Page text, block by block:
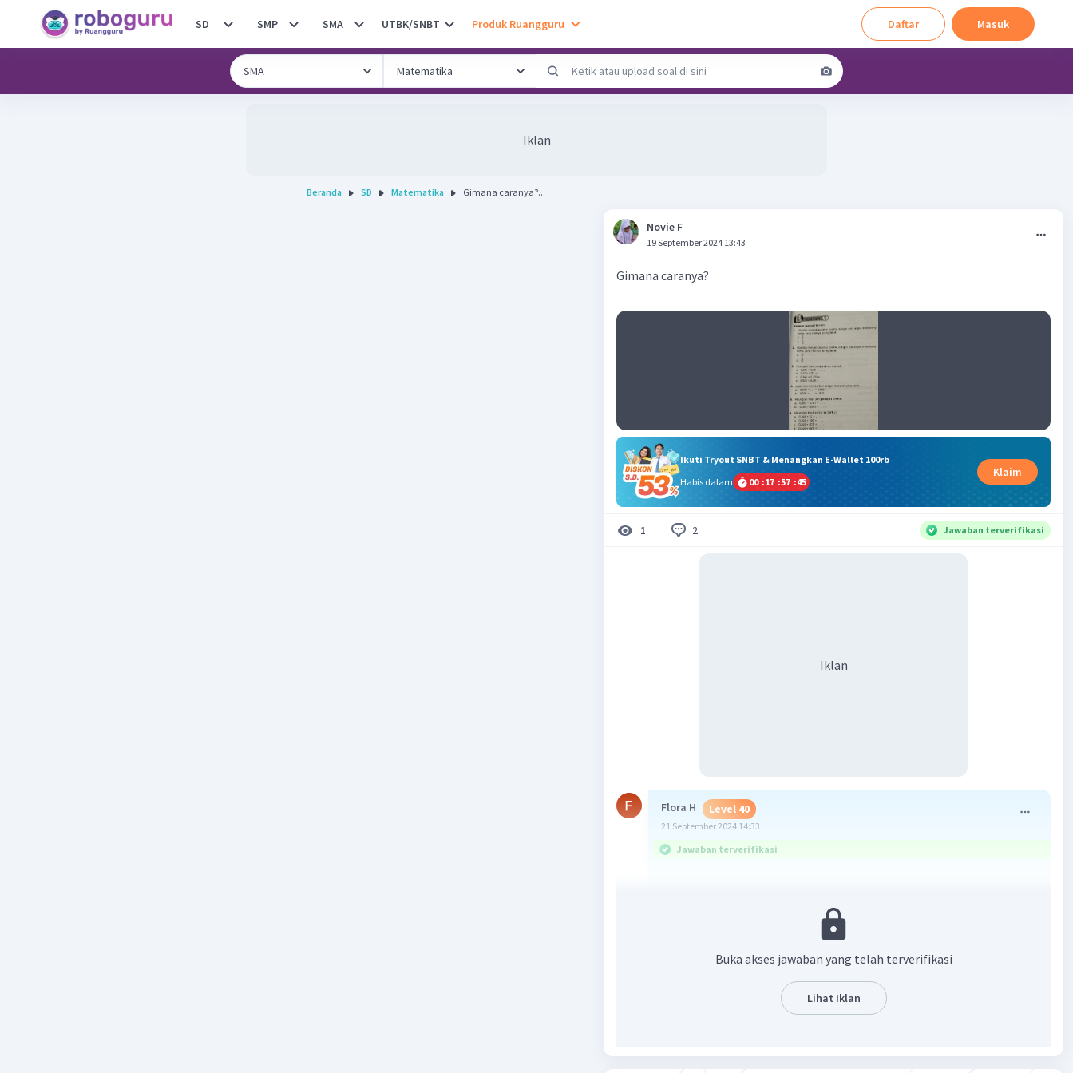
SD SMP SMA UTBK/SNBT Produk Ruangguru Daftar Masuk
Iklan
Beranda SD Matematika Gimana caranya?...
Novie F
19 September 2024 13:43
Gimana caranya?
Ikuti Tryout SNBT & Menangkan E-Wallet 100rb
Habis dalam
00 :17 :57 :44
Klaim
1 2 Jawaban terverifikasi
Iklan
Flora H Level 40
21 September 2024 14:33
Jawaban terverifikasi
Buka akses jawaban yang telah terverifikasi
Lihat Iklan